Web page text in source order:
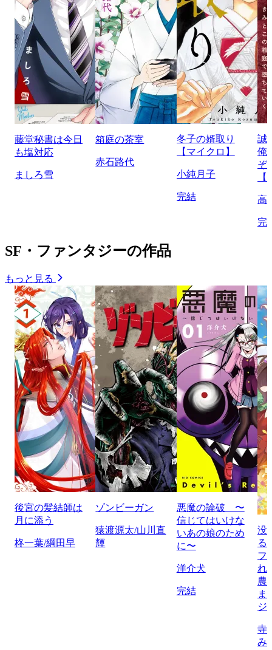
藤堂秘書は今日
も塩対応
ましろ雪
箱庭の茶室
赤石路代
冬子の婿取り
【マイクロ】
小純月子
完結
誠
俺
ぞ
高
完
SF・ファンタジーの作品
もっと見る
後宮の髪結師は
月に添う
柊一葉/綱田早
ゾンビーガン
猿渡源太/山川直
輝
悪魔の論破 〜
信じてはいけな
いあの娘のため
に〜
洋介犬
完結
没
る
フ
れ
農
ま
ジ
寺
み